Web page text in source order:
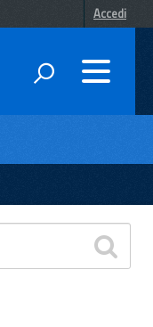
Accedi